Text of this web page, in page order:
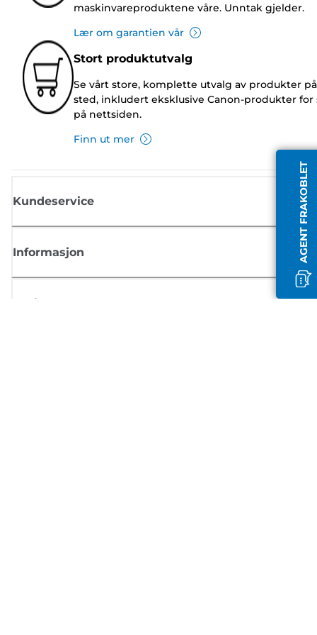
AGENT FRAKOBLET
maskinvareproduktene våre. Unntak gjelder.
Lær om garantien vår
Stort produktutvalg
Se vårt store, komplette utvalg av produkter
sted, inkludert eksklusive Canon-produkter for
på nettsiden.
Finn ut mer
Kundeservice
Informasjon
Butikk